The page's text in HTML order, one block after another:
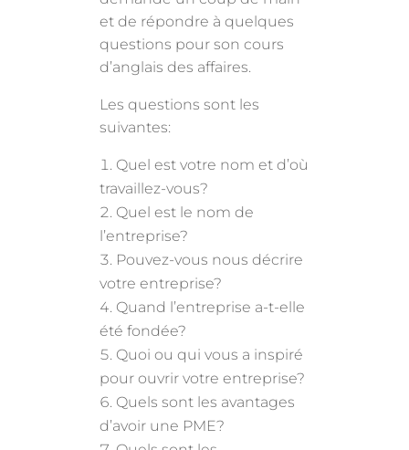
et de répondre à quelques
questions pour son cours
d’anglais des affaires.
Les questions sont les
suivantes:
Quel est votre nom et d’où
travaillez-vous?
Quel est le nom de
l’entreprise?
Pouvez-vous nous décrire
votre entreprise?
Quand l’entreprise a-t-elle
été fondée?
Quoi ou qui vous a inspiré
pour ouvrir votre entreprise?
Quels sont les avantages
d’avoir une PME?